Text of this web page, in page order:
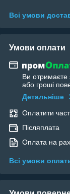
Всі умови
Умови оплати
Ви отримаєте
або гроші
Детальніше
Оплатити
Післяплата
Оплата на
Всі умови